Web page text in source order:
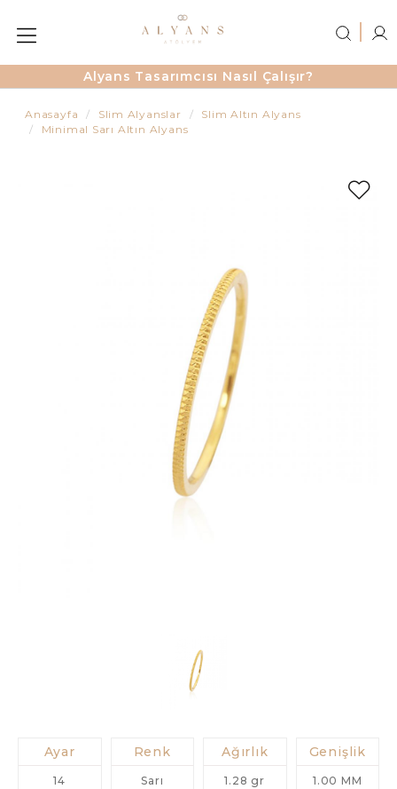
Alyans Tasarımcısı Nasıl Çalışır?
Anasayfa Slim Alyanslar
Slim Altın Alyans
Minimal Sarı Altın Alyans
Ayar
14
Renk
Sarı
Ağırlık
1.28 gr
Genişlik
1.00 MM